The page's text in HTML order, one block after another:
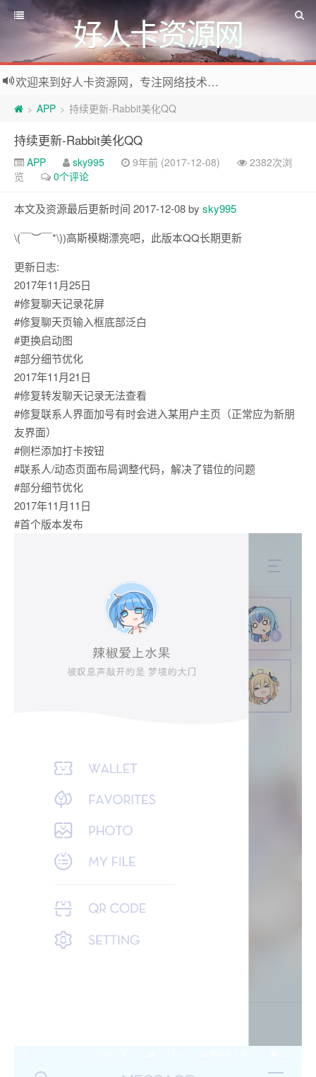
好人卡资源网
欢迎来到好人卡资源网，专注网络技术资源收集，我们不仅是网络资源的搬运工，也生产原创资源。寻找资源请留言或关注公众号:烈日下的男人
> APP > 持续更新-Rabbit美化QQ
持续更新-Rabbit美化QQ
APP sky995 9年前 (2017-12-08)
2382次浏
览
0个评论
本文及资源最后更新时间 2017-12-08 by sky995
\(￣︶￣*\))高斯模糊漂亮吧，此版本QQ长期更新
更新日志:
2017年11月25日
#修复聊天记录花屏
#修复聊天页输入框底部泛白
#更换启动图
#部分细节优化
2017年11月21日
#修复转发聊天记录无法查看
#修复联系人界面加号有时会进入某用户主页（正常应为新朋
友界面）
#侧栏添加打卡按钮
#联系人/动态页面布局调整代码，解决了错位的问题
#部分细节优化
2017年11月11日
#首个版本发布